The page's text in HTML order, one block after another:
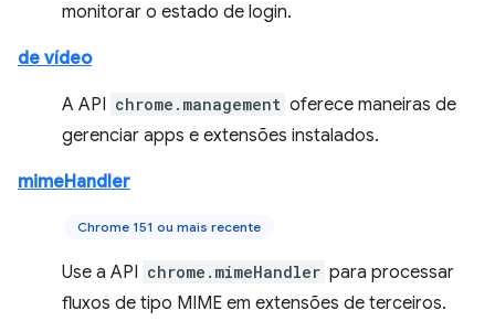
monitorar o estado de login.
de vídeo
A API chrome.management oferece maneiras de
gerenciar apps e extensões instalados.
mimeHandler
Chrome 151 ou mais recente
Use a API chrome.mimeHandler para processar
fluxos de tipo MIME em extensões de terceiros.